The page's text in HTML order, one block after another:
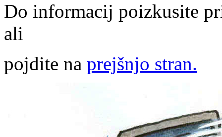
Do informacij poizkusite
ali
pojdite na prejšnjo stran.